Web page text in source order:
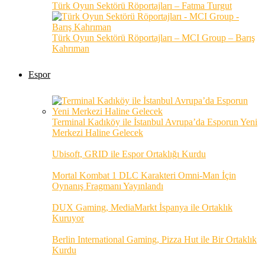
Türk Oyun Sektörü Röportajları – Fatma Turgut
Türk Oyun Sektörü Röportajları – MCI Group – Barış
Kahrıman
Espor
Terminal Kadıköy ile İstanbul Avrupa’da Esporun Yeni
Merkezi Haline Gelecek
Ubisoft, GRID ile Espor Ortaklığı Kurdu
Mortal Kombat 1 DLC Karakteri Omni-Man İçin
Oynanış Fragmanı Yayınlandı
DUX Gaming, MediaMarkt İspanya ile Ortaklık
Kuruyor
Berlin International Gaming, Pizza Hut ile Bir Ortaklık
Kurdu